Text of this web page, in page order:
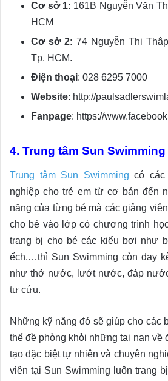
Cơ sở 1: 161B Nguyễn Văn
HCM
Cơ sở 2: 74 Nguyễn Thị
Tp. HCM.
Điện thoại: 028 6295 7000
Website: http://
Fanpage: https://
4. Trung tâm Sun Swimming
Trung tâm Sun Swimming có
nghiệp cho trẻ em từ cơ bản đến
năng của từng bé mà các giảng
cho bé vào lớp có chương trình
trang bị cho bé các kiểu bơi như
ếch,…thì Sun Swimming còn dạy
như thở nước, lướt nước, đáp
tự cứu.
Những kỹ năng đó sẽ giúp cho các
thể đề phòng khỏi những tai nạn
tạo đặc biệt tự nhiên và chuyên
viên tại Sun Swimming luôn trang